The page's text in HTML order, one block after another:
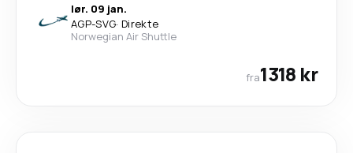
lør. 09 jan.
AGP-SVG· Direkte
Norwegian Air Shuttle
fra1318 kr